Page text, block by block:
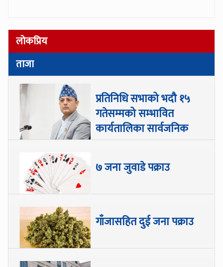
लोकप्रिय
ताजा
प्रतिनिधि सभाको भदौ १५
गतेसम्मको सम्भावित
कार्यतालिका सार्वजनिक
७ जना जुवाडे पक्राउ
गाँजासहित दुई जना पक्राउ